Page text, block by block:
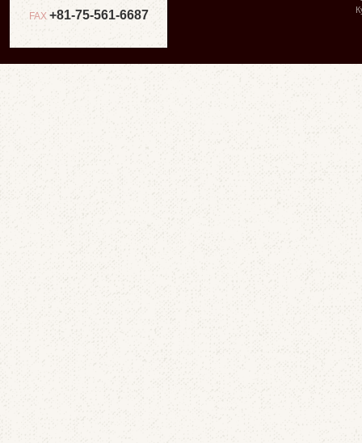
FAX +81-75-561-6687